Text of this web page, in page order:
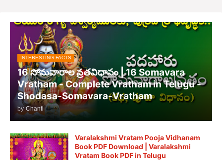
INTERESTING FACTS
16 సోమవారాల వ్రతవిధానం | 16 Somavara
Vratham - Complete Vratham in Telugu -
Shodasa-Somavara-Vratham
by Chanti
Varalakshmi Vratam Pooja Vidhanam
Book PDF Download | Varalakshmi
Vratam Book PDF in Telugu